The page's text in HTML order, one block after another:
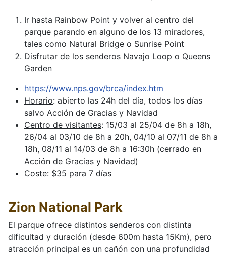
Ir hasta Rainbow Point y volver al centro del
parque parando en alguno de los 13 miradores,
tales como Natural Bridge o Sunrise Point
Disfrutar de los senderos Navajo Loop o Queens
Garden
https://www.nps.gov/brca/index.htm
Horario: abierto las 24h del día, todos los días
salvo Acción de Gracias y Navidad
Centro de visitantes: 15/03 al 25/04 de 8h a 18h,
26/04 al 03/10 de 8h a 20h, 04/10 al 07/11 de 8h a
18h, 08/11 al 14/03 de 8h a 16:30h (cerrado en
Acción de Gracias y Navidad)
Coste: $35 para 7 días
Zion National Park
El parque ofrece distintos senderos con distinta
dificultad y duración (desde 600m hasta 15Km), pero
atracción principal es un cañón con una profundidad